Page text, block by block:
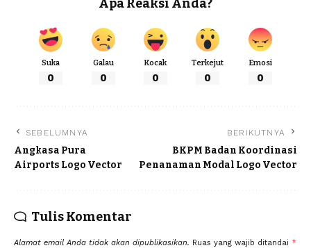
Apa Reaksi Anda?
Suka
0
Galau
0
Kocak
0
Terkejut
0
Emosi
0
SEBELUMNYA
Angkasa Pura
Airports Logo Vector
BERIKUTNYA
BKPM Badan Koordinasi
Penanaman Modal Logo Vector
Tulis Komentar
Alamat email Anda tidak akan dipublikasikan. Ruas yang wajib ditandai *